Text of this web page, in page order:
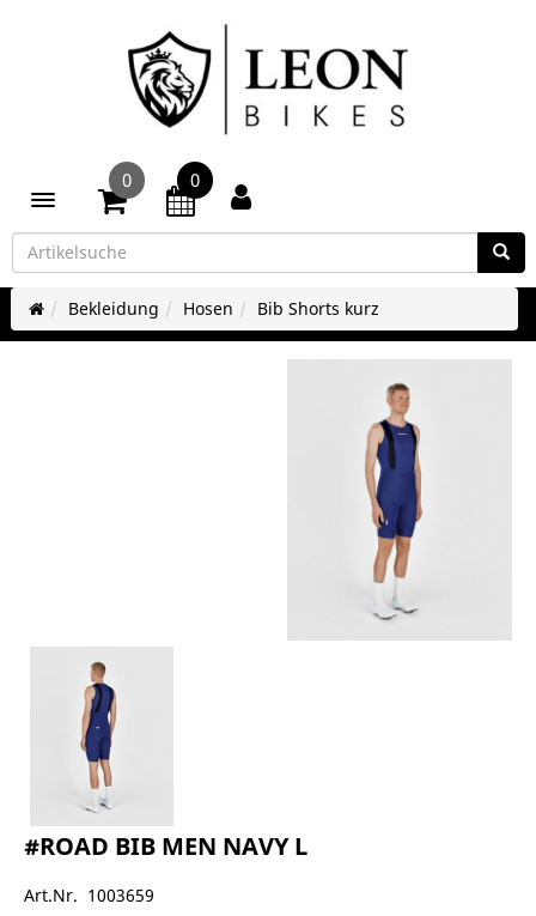
Toggle navigation
0 0
Bekleidung Hosen Bib Shorts kurz
#ROAD BIB MEN NAVY L
Art.Nr. 1003659